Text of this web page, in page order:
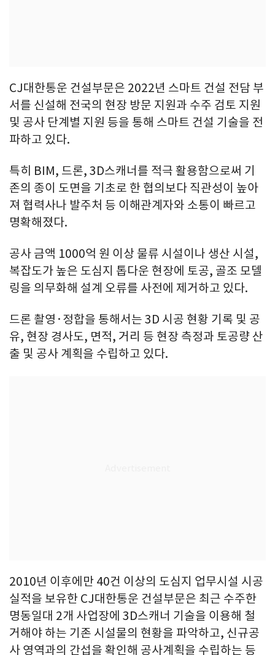
CJ대한통운 건설부문은 2022년 스마트 건설 전담 부
서를 신설해 전국의 현장 방문 지원과 수주 검토 지원
및 공사 단계별 지원 등을 통해 스마트 건설 기술을 전
파하고 있다.
특히 BIM, 드론, 3D스캐너를 적극 활용함으로써 기
존의 종이 도면을 기초로 한 협의보다 직관성이 높아
져 협력사나 발주처 등 이해관계자와 소통이 빠르고
명확해졌다.
공사 금액 1000억 원 이상 물류 시설이나 생산 시설,
복잡도가 높은 도심지 톱다운 현장에 토공, 골조 모델
링을 의무화해 설계 오류를 사전에 제거하고 있다.
드론 촬영·정합을 통해서는 3D 시공 현황 기록 및 공
유, 현장 경사도, 면적, 거리 등 현장 측정과 토공량 산
출 및 공사 계획을 수립하고 있다.
2010년 이후에만 40건 이상의 도심지 업무시설 시공
실적을 보유한 CJ대한통운 건설부문은 최근 수주한
명동일대 2개 사업장에 3D스캐너 기술을 이용해 철
거해야 하는 기존 시설물의 현황을 파악하고, 신규공
사 영역과의 간섭을 확인해 공사계획을 수립하는 등